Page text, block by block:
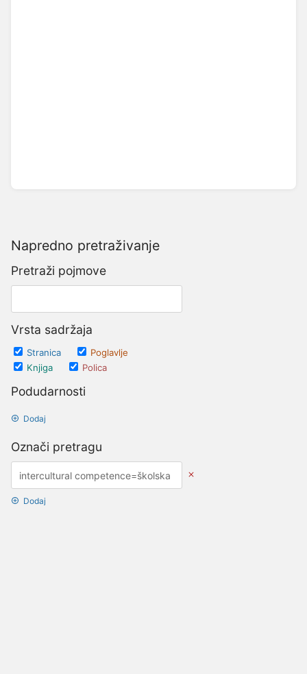
Napredno pretraživanje
Pretraži pojmove
Vrsta sadržaja
Stranica
Poglavlje
Knjiga
Polica
Podudarnosti
Dodaj
Označi pretragu
Dodaj